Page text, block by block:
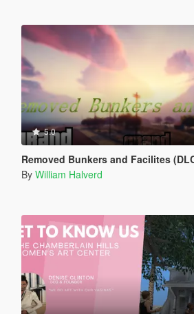
5.0
Removed Bunkers and Facilites
By William Halverd